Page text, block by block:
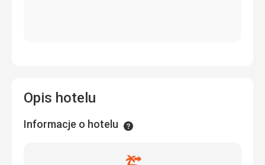
Opis hotelu
Informacje o hotelu Informacje